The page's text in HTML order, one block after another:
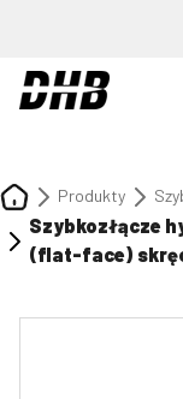
Produkty
Szybkozłącze
(flat-face)